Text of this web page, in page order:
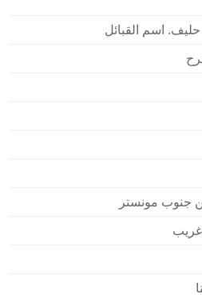
اسم القبائل
مونستر